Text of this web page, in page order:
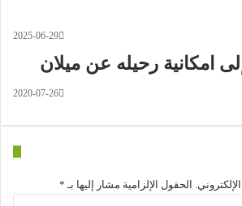
2025-06-29
امكانية رحيله عن ميلان
2020-07-26
الحقول الإلزامية مشار إليها بـ *